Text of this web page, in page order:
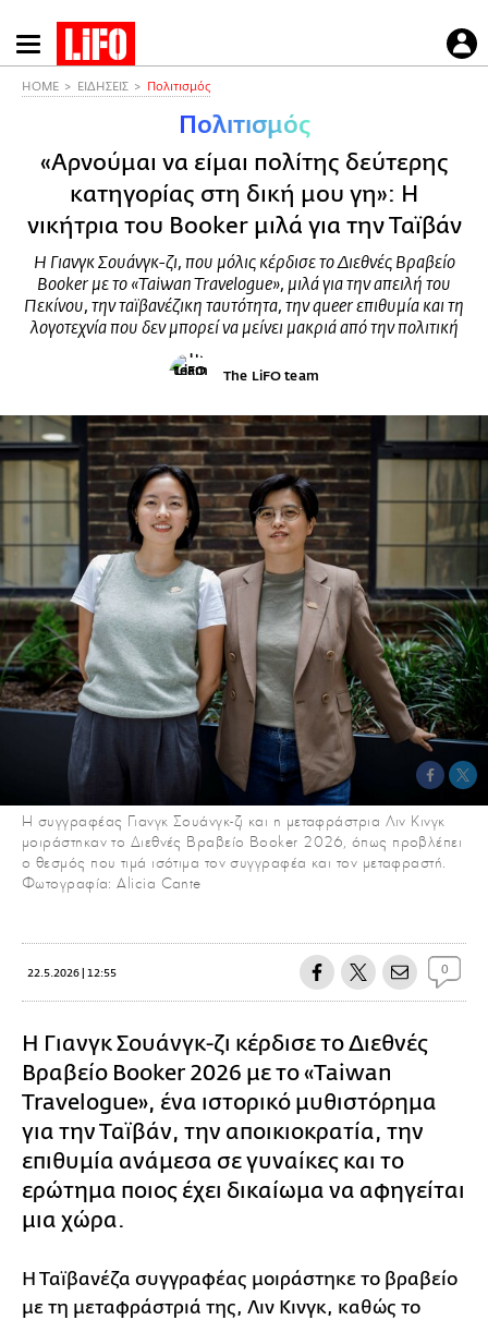
Παράκαμψη
προς
HOME ΕΙΔΗΣΕΙΣ Πολιτισμός
Πολιτισμός
«Αρνούμαι να είμαι πολίτης δεύτερης
κατηγορίας στη δική μου γη»: Η
νικήτρια του Booker μιλά για την Ταϊβάν
Η Γιανγκ Σουάνγκ-ζι, που μόλις κέρδισε το Διεθνές Βραβείο
Booker με το «Taiwan Travelogue», μιλά για την απειλή του
Πεκίνου, την ταϊβανέζικη ταυτότητα, την queer επιθυμία και τη
λογοτεχνία που δεν μπορεί να μείνει μακριά από την πολιτική
The LiFO team
Η συγγραφέας Γιανγκ Σουάνγκ-ζι και η μεταφράστρια Λιν Κινγκ
μοιράστηκαν το Διεθνές Βραβείο Booker 2026, όπως προβλέπει
ο θεσμός που τιμά ισότιμα τον συγγραφέα και τον μεταφραστή.
Φωτογραφία: Alicia Cante
22.5.2026 | 12:55 0
Η Γιανγκ Σουάνγκ-ζι κέρδισε το Διεθνές
Βραβείο Booker 2026 με το «Taiwan
Travelogue», ένα ιστορικό μυθιστόρημα
για την Ταϊβάν, την αποικιοκρατία, την
επιθυμία ανάμεσα σε γυναίκες και το
ερώτημα ποιος έχει δικαίωμα να αφηγείται
μια χώρα.
Η Ταϊβανέζα συγγραφέας μοιράστηκε το βραβείο
με τη μεταφράστριά της, Λιν Κινγκ, καθώς το